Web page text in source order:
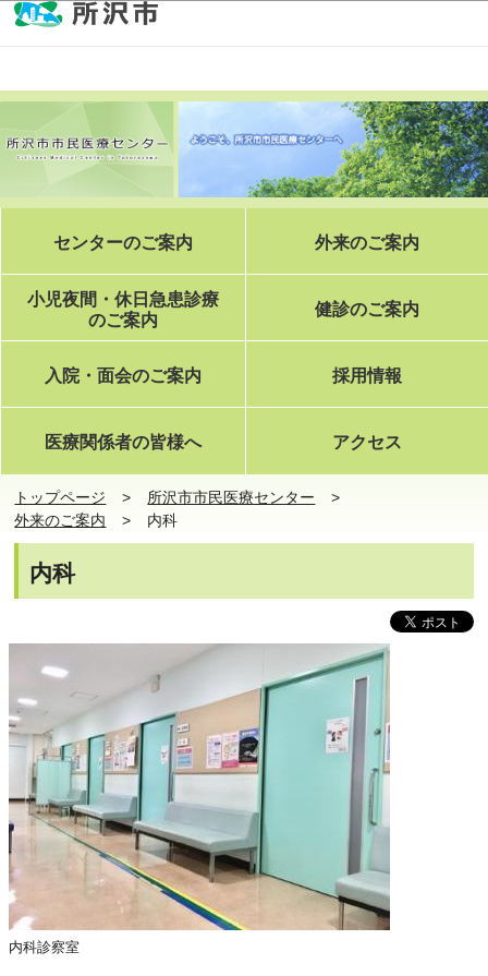
このページの本文へ移動
センターのご案内 外来のご案内
小児夜間・休日急患診療
のご案内
健診のご案内
入院・面会のご案内 採用情報
医療関係者の皆様へ アクセス
トップページ
所沢市市民医療センター
外来のご案内
内科
内科
内科診察室